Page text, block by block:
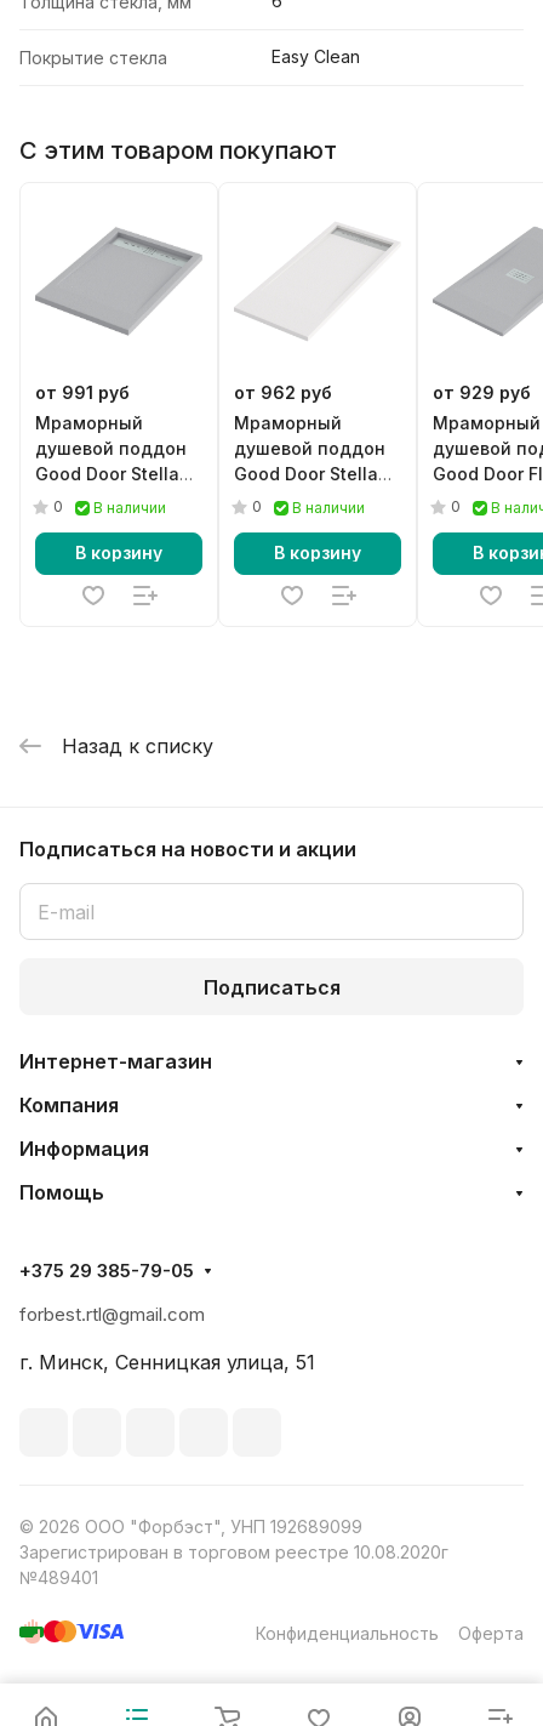
Покрытие стекла Easy Clean
С этим товаром покупают
от 991 руб
Мраморный
душевой поддон
Good Door Stella
серый
0 В наличии
В корзину
от 962 руб
Мраморный
душевой поддон
Good Door Stella
белый
0 В наличии
В корзину
от 929 руб
Мраморный
душевой
Good Door
графит
0 В
В
Назад к списку
Подписаться на новости и акции
Подписаться
Интернет-магазин
Компания
Информация
Помощь
+375 29 385-79-05
forbest.rtl@gmail.com
г. Минск, Сенницкая улица, 51
© 2026 ООО "Форбэст", УНП 192689099
Зарегистрирован в торговом реестре 10.08.2020г
№489401
Конфиденциальность Оферта